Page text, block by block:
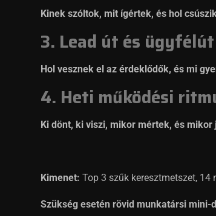
Kinek szóltok, mit ígértek, és hol
3. Lead út és ügyfélút
Hol vesznek el az érdeklődők, és mi
4. Heti működési
Ki dönt, ki viszi, mikor mértek, és mikor
Kimenet: Top 3 szűk keresztmetszet,
Szükség esetén rövid munkatársi mini-